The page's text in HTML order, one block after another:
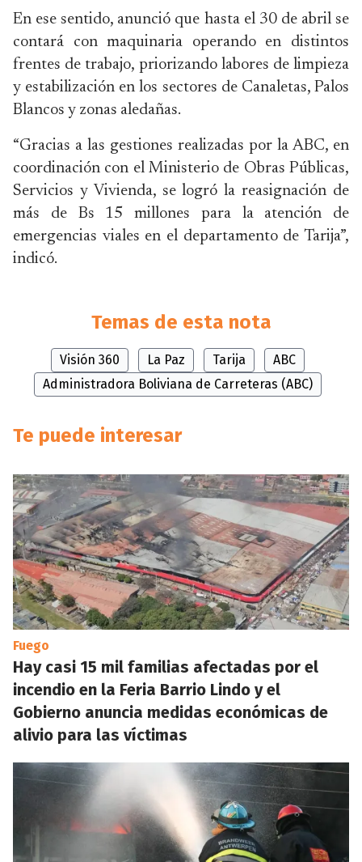
En ese sentido, anunció que hasta el 30 de abril se
contará con maquinaria operando en distintos
frentes de trabajo, priorizando labores de limpieza
y estabilización en los sectores de Canaletas, Palos
Blancos y zonas aledañas.
“Gracias a las gestiones realizadas por la ABC, en
coordinación con el Ministerio de Obras Públicas,
Servicios y Vivienda, se logró la reasignación de
más de Bs 15 millones para la atención de
emergencias viales en el departamento de Tarija”,
indicó.
Temas de esta nota
Visión 360 La Paz Tarija
ABC
Administradora Boliviana de Carreteras (ABC)
Te puede interesar
Fuego
Hay casi 15 mil familias afectadas por el
incendio en la Feria Barrio Lindo y el
Gobierno anuncia medidas económicas de
alivio para las víctimas